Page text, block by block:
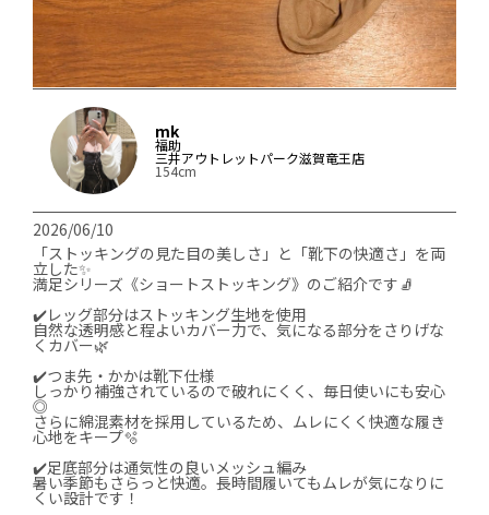
mk
福助
三井アウトレットパーク滋賀竜王店
154cm
2026/06/10
「ストッキングの見た目の美しさ」と「靴下の快適さ」を両
立した✨
満足シリーズ《ショートストッキング》のご紹介です🧦
✔️レッグ部分はストッキング生地を使用
自然な透明感と程よいカバー力で、気になる部分をさりげな
くカバー🌿
✔️つま先・かかは靴下仕様
しっかり補強されているので破れにくく、毎日使いにも安心
◎
さらに綿混素材を採用しているため、ムレにくく快適な履き
心地をキープ🫧
✔️足底部分は通気性の良いメッシュ編み
暑い季節もさらっと快適。長時間履いてもムレが気になりに
くい設計です！